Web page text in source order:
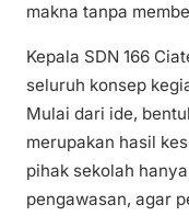
makna tanpa
Kepala SDN 166
seluruh konsep
Mulai dari ide,
merupakan hasil
pihak sekolah
pengawasan, agar